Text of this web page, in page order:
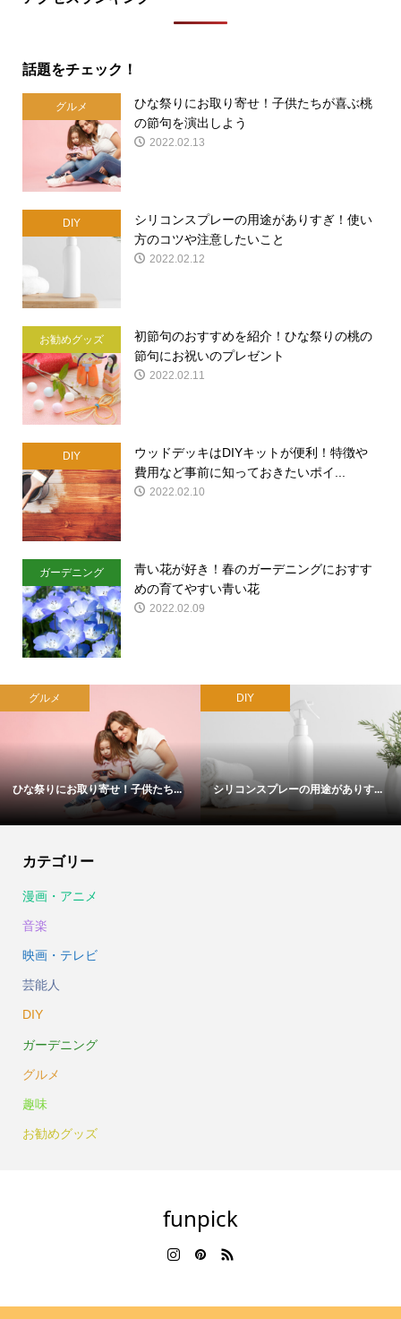
話題をチェック！
グルメ
ひな祭りにお取り寄せ！子供たちが喜ぶ桃
の節句を演出しよう
2022.02.13
DIY
シリコンスプレーの用途がありすぎ！使い
方のコツや注意したいこと
2022.02.12
お勧めグッズ
初節句のおすすめを紹介！ひな祭りの桃の
節句にお祝いのプレゼント
2022.02.11
DIY
ウッドデッキはDIYキットが便利！特徴や
費用など事前に知っておきたいポイ...
2022.02.10
ガーデニング
青い花が好き！春のガーデニングにおすす
めの育てやすい青い花
2022.02.09
グルメ
ひな祭りにお取り寄せ！子供たち...
DIY
シリコンスプレーの用途がありす...
カテゴリー
漫画・アニメ
音楽
映画・テレビ
芸能人
DIY
ガーデニング
グルメ
趣味
お勧めグッズ
funpick